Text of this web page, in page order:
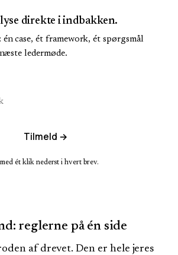
direkte i indbakken.
én case, ét framework, ét spørgsmål
ledermøde.
Tilmeld →
ét klik nederst i hvert brev.
reglerne på én side
af drevet. Den er hele jeres